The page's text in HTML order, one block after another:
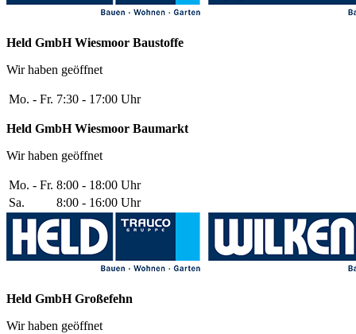
Held GmbH Wiesmoor Baustoffe
Wir haben geöffnet
Mo. - Fr. 7:30 - 17:00 Uhr
Held GmbH Wiesmoor Baumarkt
Wir haben geöffnet
Mo. - Fr. 8:00 - 18:00 Uhr
Sa.
8:00 - 16:00 Uhr
Held GmbH Großefehn
Wir haben geöffnet